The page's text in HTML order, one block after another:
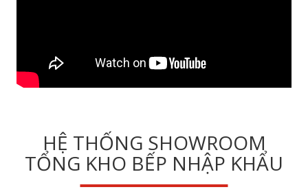
HỆ THỐNG SHOWROOM
TỔNG KHO BẾP NHẬP KHẨU